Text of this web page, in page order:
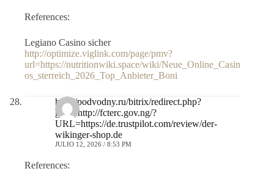
References:
Legiano Casino sicher
http://optimize.viglink.com/page/pmv?
url=https://nutritionwiki.space/wiki/Neue_Online_Casin
os_sterreich_2026_Top_Anbieter_Boni
http://podvodny.ru/bitrix/redirect.php?
goto=http://fcterc.gov.ng/?
URL=https://de.trustpilot.com/review/der-
wikinger-shop.de
JULIO 12, 2026 / 8:53 PM
References: